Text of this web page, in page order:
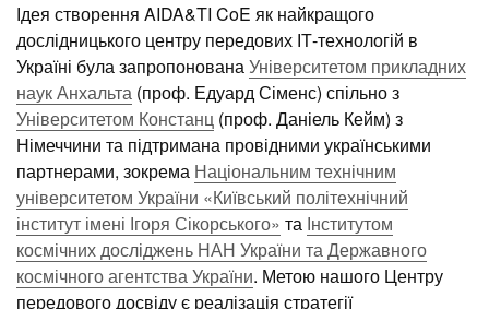
Ідея створення AIDA&TI CoE як найкращого
дослідницького центру передових ІТ-технологій в
Україні була запропонованаУніверситетом прикладних
наук Анхальта (проф. Едуард Сіменс) спільно з
Університетом Констанц (проф. Даніель Кейм) з
Німеччини та підтримана провідними українськими
партнерами, зокрема Національним технічним
університетом України «Київський політехнічний
інститут імені Ігоря Сікорського» та Інститутом
космічних досліджень НАН України та Державного
космічного агентства України. Метою нашого Центру
передового досвіду є реалізація стратегії